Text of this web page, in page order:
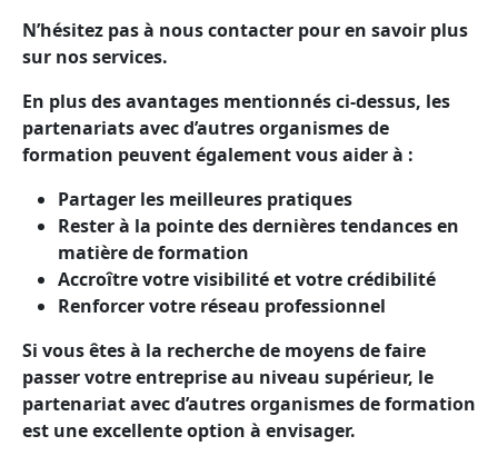
N’hésitez pas à nous contacter pour en savoir plus
sur nos services.
En plus des avantages mentionnés ci-dessus, les
partenariats avec d’autres organismes de
formation peuvent également vous aider à :
Partager les meilleures pratiques
Rester à la pointe des dernières tendances en
matière de formation
Accroître votre visibilité et votre crédibilité
Renforcer votre réseau professionnel
Si vous êtes à la recherche de moyens de faire
passer votre entreprise au niveau supérieur, le
partenariat avec d’autres organismes de formation
est une excellente option à envisager.